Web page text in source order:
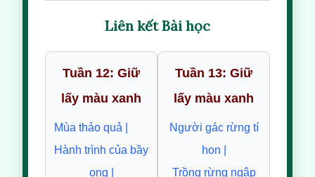
Liên kết Bài học
Tuần 12: Giữ
lấy màu xanh
Mùa thảo quả |
Hành trình của bầy
ong |
Tuần 13: Giữ
lấy màu xanh
Người gác rừng tí
hon |
Trồng rừng ngập